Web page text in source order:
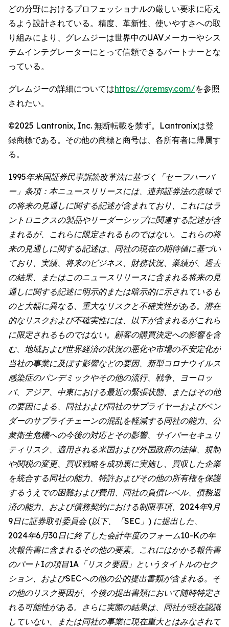
どの分野におけるプロフェッショナルの厳しい要求に応え
るよう設計されている。精度、革新性、使いやすさへの取
り組みにより、グレムジーは世界中のUAVメーカーやシス
テムインテグレーターにとって信頼できるパートナーとな
っている。
グレムジーの詳細についてはhttps://gremsy.com/を参照
されたい。
©2025 Lantronix, Inc. 無断転載を禁ず。Lantronixは登
録商標である。その他の商標と商号は、各所有者に帰属す
る。
1995年米国証券民事訴訟改革法に基づく「セーフハーバ
ー」条項：本ニュースリリースには、連邦証券法の意味で
の将来の見通しに関する記述が含まれており、これにはラ
ントロニクスの製品やリーダーシップに関連する記述が含
まれるが、これらに限定されるものではない。これらの将
来の見通しに関する記述は、同社の現在の期待値に基づい
ており、実績、将来のビジネス、財務状況、業績が、過去
の結果、またはこのニュースリリースに含まれる将来の見
通しに関する記述に明示的または暗示的に示されているも
のと大幅に異なる、重大なリスクと不確実性がある。潜在
的なリスクおよび不確実性には、以下が含まれるがこれら
に限定されるものではない。顧客の購買決定への影響を含
む、地域および世界経済の状況の悪化や市場の不安定化が
当社の事業に及ぼす影響などの要因、新型コロナウイルス
感染症のパンデミックやその他の流行、戦争、ヨーロッ
パ、アジア、中東における最近の緊張状態、またはその他
の要因による、同社および同社のサプライヤーおよびベン
ダーのサプライチェーンの混乱を軽減する同社の能力、公
衆衛生危機への今後の対応とその影響、サイバーセキュリ
ティリスク、適用される米国および外国政府の法律、規制
や関税の変更、買収戦略を成功裏に実施し、買収した企業
を統合する同社の能力、特許およびその他の所有権を保護
するうえでの困難および費用、同社の負債レベル、債務返
済の能力、および債務契約における制限事項、2024年9月
9日に証券取引委員会 (以下、「SEC」) に提出した、
2024年6月30日に終了した会計年度のフォーム10-Kの年
次報告書に含まれるその他の要素。これにはかかる報告書
のパートIの項目1A「リスク要因」というタイトルのセク
ション、およびSECへの他の公的提出書類が含まれる。そ
の他のリスク要因が、今後の提出書類において随時特定さ
れる可能性がある。さらに実際の結果は、同社が現在認識
していない、または同社の事業に現在重大とはみなされて